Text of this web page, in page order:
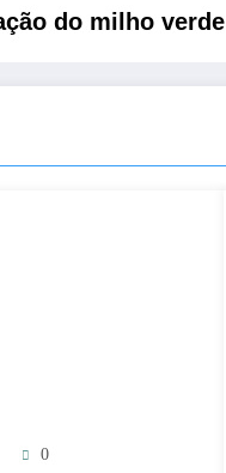
do milho verde
0